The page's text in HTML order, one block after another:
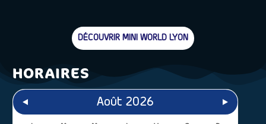
DÉCOUVRIR MINI WORLD LYON
HORAIRES
Août 2026